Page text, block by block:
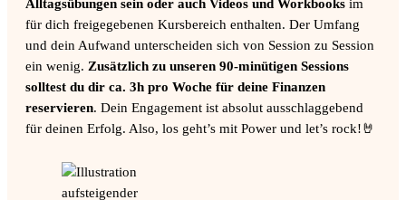
Alltagsübungen sein oder auch Videos und Workbooks im
für dich freigegebenen Kursbereich enthalten. Der Umfang
und dein Aufwand unterscheiden sich von Session zu Session
ein wenig. Zusätzlich zu unseren 90-minütigen Sessions
solltest du dir ca. 3h pro Woche für deine Finanzen
reservieren. Dein Engagement ist absolut ausschlaggebend
für deinen Erfolg. Also, los geht’s mit Power und let’s rock!🤘